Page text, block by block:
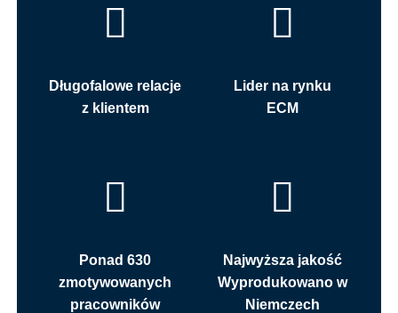
Długofalowe relacje
z klientem
Lider na rynku
ECM
Ponad 630
zmotywowanych
pracowników
Najwyższa jakość
Wyprodukowano w
Niemczech